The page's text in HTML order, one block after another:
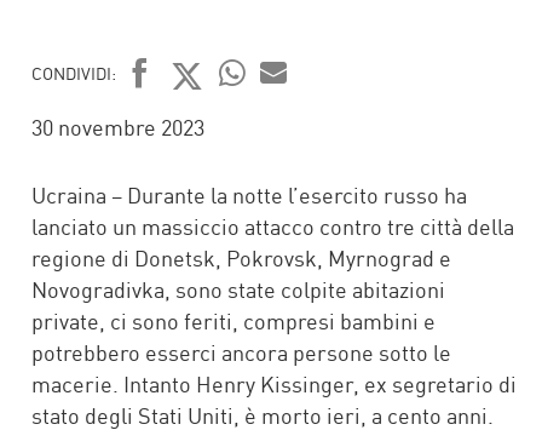
CONDIVIDI:
FACEBOOK
TWITTER
30 novembre 2023
Ucraina – Durante la notte l’esercito russo ha
lanciato un massiccio attacco contro tre città della
regione di Donetsk, Pokrovsk, Myrnograd e
Novogradivka, sono state colpite abitazioni
private, ci sono feriti, compresi bambini e
potrebbero esserci ancora persone sotto le
macerie. Intanto Henry Kissinger, ex segretario di
stato degli Stati Uniti, è morto ieri, a cento anni.